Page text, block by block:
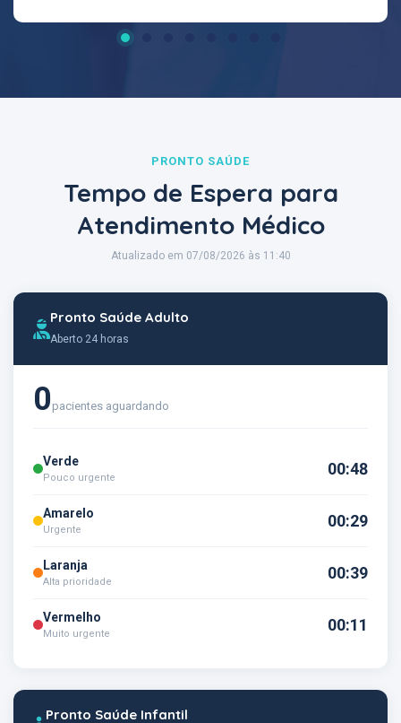
PRONTO SAÚDE
Tempo de Espera para
Atendimento Médico
Atualizado em 07/08/2026 às 11:40
Pronto Saúde Adulto
Aberto 24 horas
0 pacientes aguardando
Verde
Pouco urgente 00:48
Amarelo
Urgente 00:29
Laranja
Alta prioridade 00:39
Vermelho
Muito urgente 00:11
Pronto Saúde Infantil